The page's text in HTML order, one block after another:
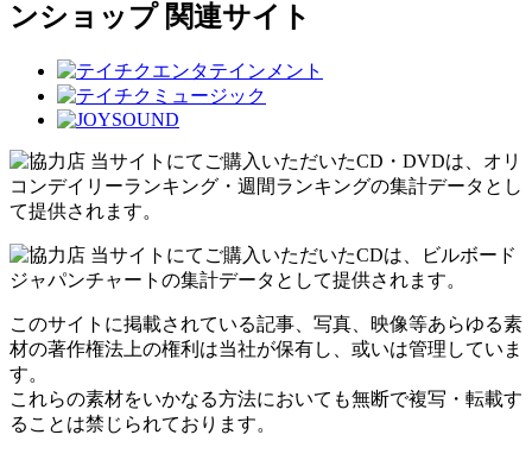
ンショップ 関連サイト
当サイトにてご購入いただいたCD・DVDは、オリ
コンデイリーランキング・週間ランキングの集計データとし
て提供されます。
当サイトにてご購入いただいたCDは、ビルボード
ジャパンチャートの集計データとして提供されます。
このサイトに掲載されている記事、写真、映像等あらゆる素
材の著作権法上の権利は当社が保有し、或いは管理していま
す。
これらの素材をいかなる方法においても無断で複写・転載す
ることは禁じられております。